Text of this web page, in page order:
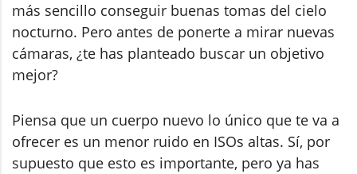
más sencillo conseguir buenas tomas del cielo
nocturno. Pero antes de ponerte a mirar nuevas
cámaras, ¿te has planteado buscar un objetivo
mejor?
Piensa que un cuerpo nuevo lo único que te va a
ofrecer es un menor ruido en ISOs altas. Sí, por
supuesto que esto es importante, pero ya has